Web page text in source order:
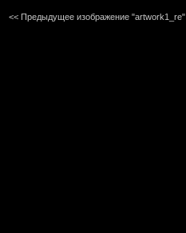
<< Предыдущее изображение "artwork1_re"